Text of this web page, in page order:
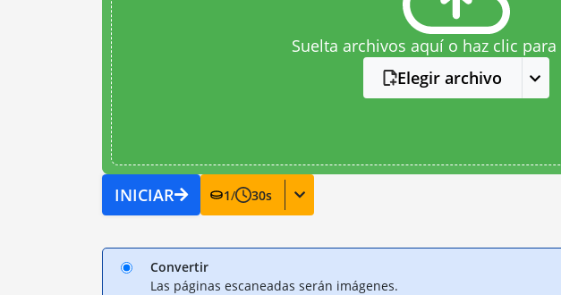
Suelta archivos aquí o haz clic
Elegir archivo
INICIAR 1/ 30s
Convertir
Las páginas escaneadas serán imágenes.